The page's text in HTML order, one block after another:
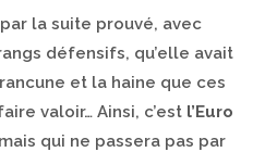
la suite prouvé, avec
défensifs, qu’elle avait
et la haine que ces
valoir… Ainsi, c’est l’Euro
qui ne passera pas par